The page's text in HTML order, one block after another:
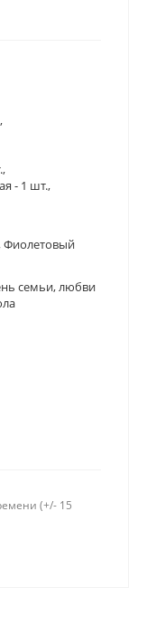
создают
- 1 шт.,
Фиолетовый
семьи, любви
(+/- 15